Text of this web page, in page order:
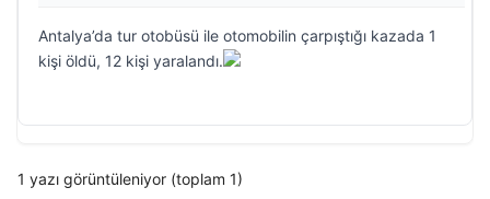
Antalya’da tur otobüsü ile otomobilin çarpıştığı kazada 1
kişi öldü, 12 kişi yaralandı.
1 yazı görüntüleniyor (toplam 1)